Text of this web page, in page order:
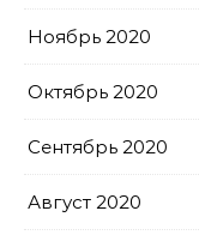
Ноябрь 2020
Октябрь 2020
Сентябрь 2020
Август 2020